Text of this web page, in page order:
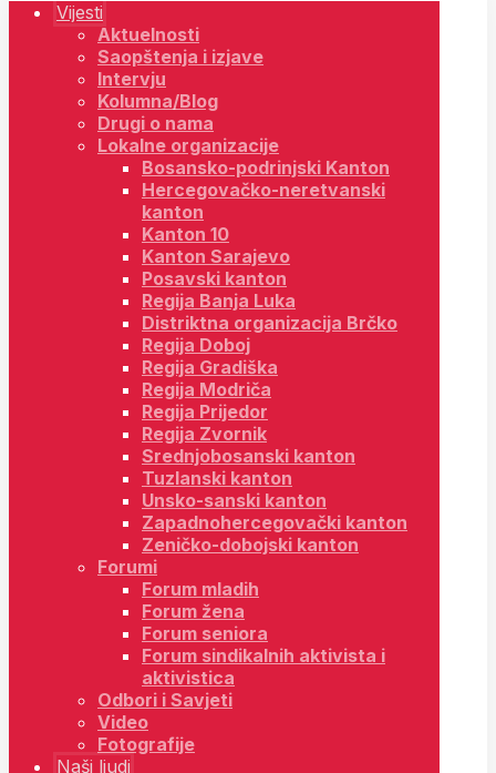
Vijesti
Aktuelnosti
Saopštenja i izjave
Intervju
Kolumna/Blog
Drugi o nama
Lokalne organizacije
Bosansko-podrinjski Kanton
Hercegovačko-neretvanski
kanton
Kanton 10
Kanton Sarajevo
Posavski kanton
Regija Banja Luka
Distriktna organizacija Brčko
Regija Doboj
Regija Gradiška
Regija Modriča
Regija Prijedor
Regija Zvornik
Srednjobosanski kanton
Tuzlanski kanton
Unsko-sanski kanton
Zapadnohercegovački kanton
Zeničko-dobojski kanton
Forumi
Forum mladih
Forum žena
Forum seniora
Forum sindikalnih aktivista i
aktivistica
Odbori i Savjeti
Video
Fotografije
Naši ljudi